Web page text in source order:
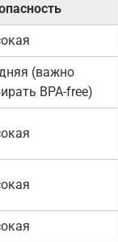
(важно
BPA-free)